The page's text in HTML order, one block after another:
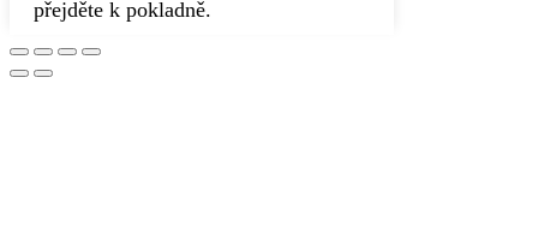
přejděte k pokladně.